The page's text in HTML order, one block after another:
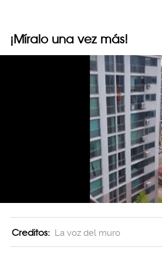
¡Míralo una vez más!
Creditos: La voz del muro